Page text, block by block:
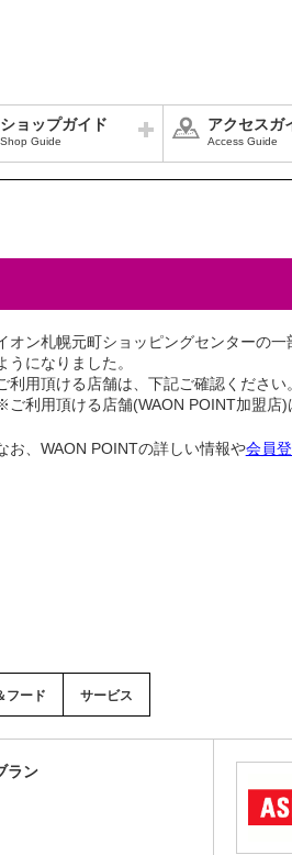
ショップガイド
Shop Guide
アクセスガ
Access Guide
オン札幌元町ショッピングセンターの
うになりました。
利用頂ける店舗は、下記ご確認ください。
ご利用頂ける店舗(WAON POINT加盟店)
お、WAON POINTの詳しい情報や会員
フード サービス
ラン